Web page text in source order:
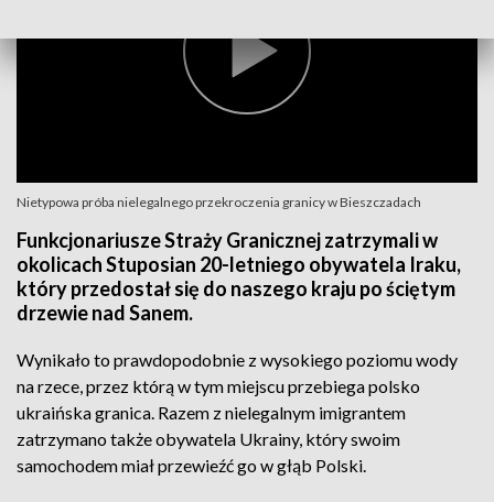
Nietypowa próba nielegalnego przekroczenia granicy w Bieszczadach
Funkcjonariusze Straży Granicznej zatrzymali w
okolicach Stuposian 20-letniego obywatela Iraku,
który przedostał się do naszego kraju po ściętym
drzewie nad Sanem.
Wynikało to prawdopodobnie z wysokiego poziomu wody
na rzece, przez którą w tym miejscu przebiega polsko
ukraińska granica. Razem z nielegalnym imigrantem
zatrzymano także obywatela Ukrainy, który swoim
samochodem miał przewieźć go w głąb Polski.